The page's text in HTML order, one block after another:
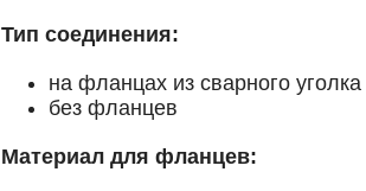
Тип соединения:
на фланцах из сварного уголка
без фланцев
Материал для фланцев: